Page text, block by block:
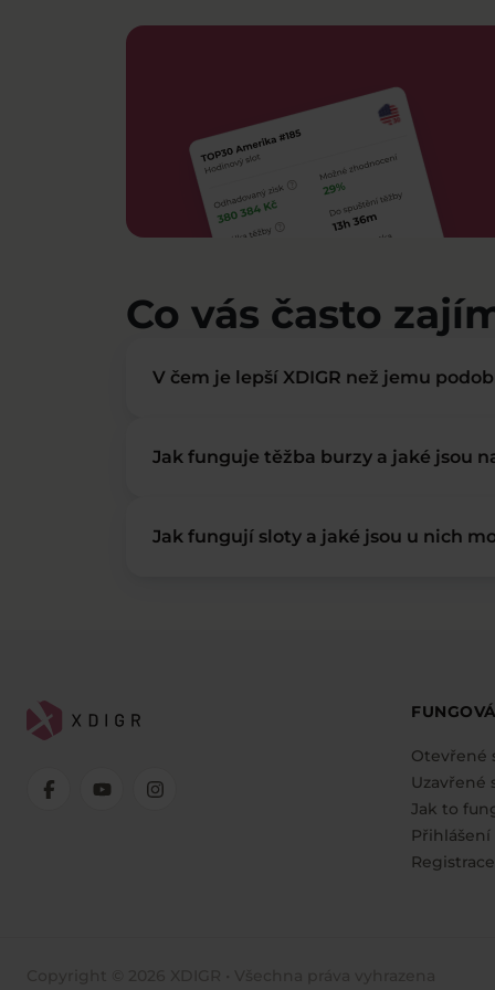
Co vás často
V čem je lepší XDIGR než jemu
Jak funguje těžba burzy a jaké jsou
Jak fungují sloty a jaké jsou u nich
Otevřené
Uzavřené
Jak to
Přihlášení
Registrace